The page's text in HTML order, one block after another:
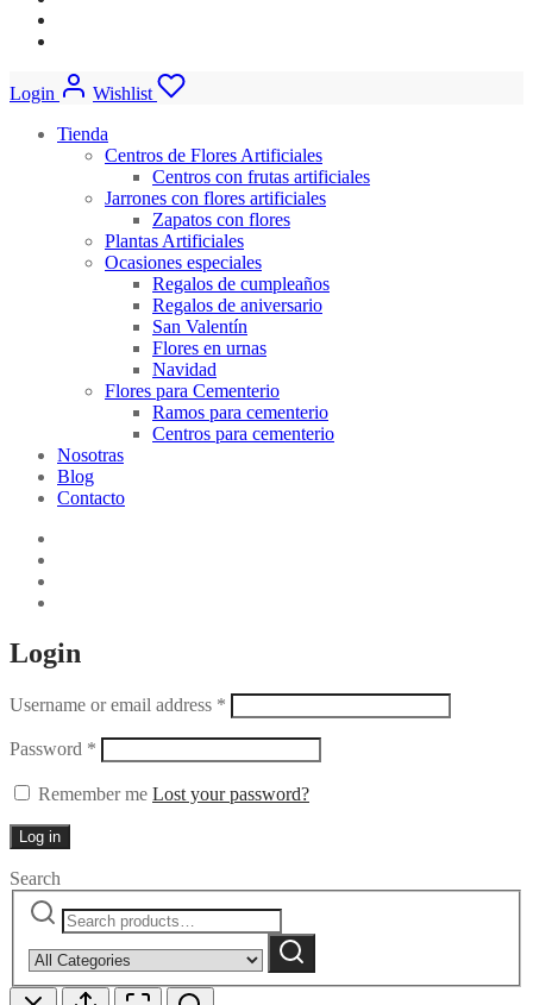
Login
Wishlist
Tienda
Centros de Flores Artificiales
Centros con frutas artificiales
Jarrones con flores artificiales
Zapatos con flores
Plantas Artificiales
Ocasiones especiales
Regalos de cumpleaños
Regalos de aniversario
San Valentín
Flores en urnas
Navidad
Flores para Cementerio
Ramos para cementerio
Centros para cementerio
Nosotras
Blog
Contacto
Login
Username or email address *
Password *
Remember me Lost your password?
Log in
Search
Search
for:
category:
Search